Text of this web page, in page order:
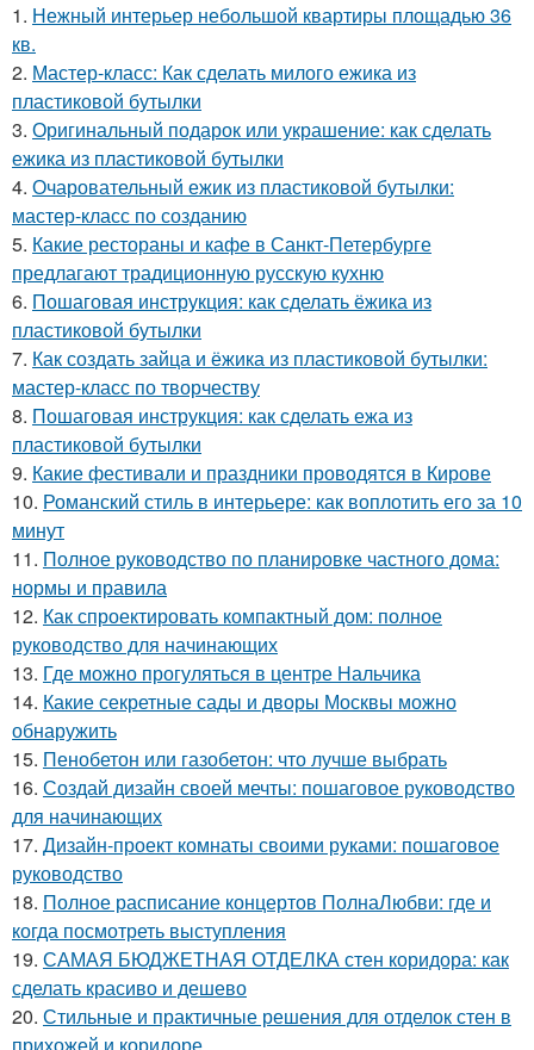
1. Нежный интерьер небольшой квартиры площадью 36
кв.
2. Мастер-класс: Как сделать милого ежика из
пластиковой бутылки
3. Оригинальный подарок или украшение: как сделать
ежика из пластиковой бутылки
4. Очаровательный ежик из пластиковой бутылки:
мастер-класс по созданию
5. Какие рестораны и кафе в Санкт-Петербурге
предлагают традиционную русскую кухню
6. Пошаговая инструкция: как сделать ёжика из
пластиковой бутылки
7. Как создать зайца и ёжика из пластиковой бутылки:
мастер-класс по творчеству
8. Пошаговая инструкция: как сделать ежа из
пластиковой бутылки
9. Какие фестивали и праздники проводятся в Кирове
10. Романский стиль в интерьере: как воплотить его за 10
минут
11. Полное руководство по планировке частного дома:
нормы и правила
12. Как спроектировать компактный дом: полное
руководство для начинающих
13. Где можно прогуляться в центре Нальчика
14. Какие секретные сады и дворы Москвы можно
обнаружить
15. Пенобетон или газобетон: что лучше выбрать
16. Создай дизайн своей мечты: пошаговое руководство
для начинающих
17. Дизайн-проект комнаты своими руками: пошаговое
руководство
18. Полное расписание концертов ПолнаЛюбви: где и
когда посмотреть выступления
19. САМАЯ БЮДЖЕТНАЯ ОТДЕЛКА стен коридора: как
сделать красиво и дешево
20. Стильные и практичные решения для отделок стен в